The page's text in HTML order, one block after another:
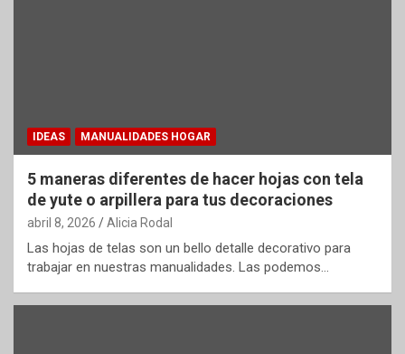
IDEAS MANUALIDADES HOGAR
5 maneras diferentes de hacer hojas con tela
de yute o arpillera para tus decoraciones
abril 8, 2026 Alicia Rodal
Las hojas de telas son un bello detalle decorativo para
trabajar en nuestras manualidades. Las podemos…